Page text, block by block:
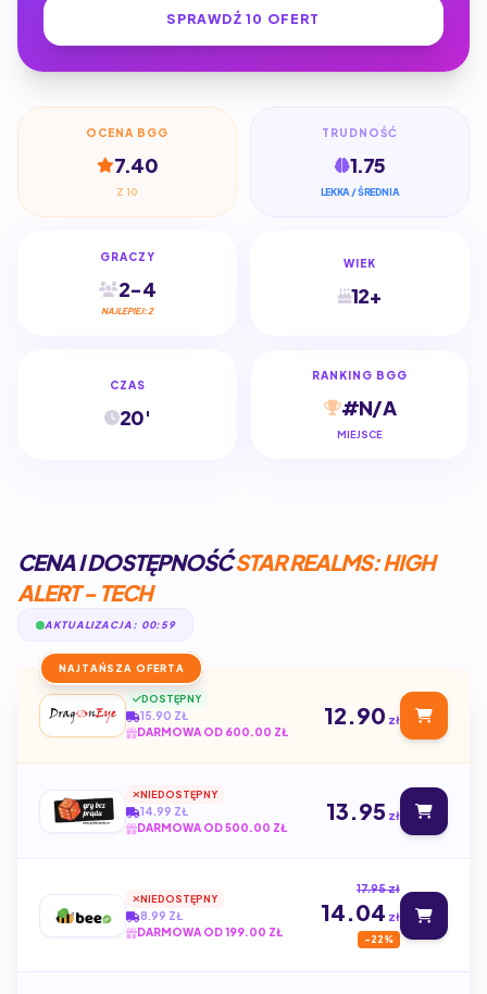
SPRAWDŹ 10 OFERT
OCENA BGG
7.40
Z 10
TRUDNOŚĆ
1.75
LEKKA / ŚREDNIA
GRACZY
2-4
NAJLEPIEJ: 2
WIEK
12+
CZAS
20'
RANKING BGG
#N/A
MIEJSCE
CENA I DOSTĘPNOŚĆSTAR REALMS: HIGH
ALERT - TECH
AKTUALIZACJA: 00:59
NAJTAŃSZA OFERTA
DOSTĘPNY
15.90 ZŁ
DARMOWA OD 600.00 ZŁ
12.90 zł
NIEDOSTĘPNY
14.99 ZŁ
DARMOWA OD 500.00 ZŁ
13.95 zł
NIEDOSTĘPNY
8.99 ZŁ
DARMOWA OD 199.00 ZŁ
17.95 zł
14.04 zł
-22%